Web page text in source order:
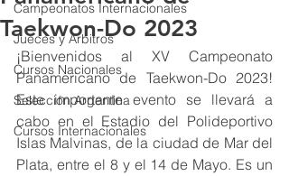
Campeonatos Internacionales
Jueces y Arbitros
Cursos Nacionales
Selección Argentina
Cursos Internacionales
Taekwon-Do 2023
¡Bienvenidos al XV Campeonato
Panamericano de Taekwon-Do 2023!
Este importante evento se llevará a
cabo en el Estadio del Polideportivo
Islas Malvinas, de la ciudad de Mar del
Plata, entre el 8 y el 14 de Mayo. Es un